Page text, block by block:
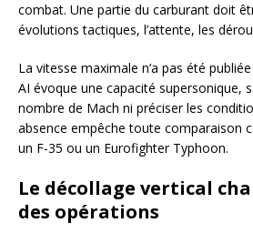
combat. Une partie du carburant doit
évolutions tactiques, l’attente, les
La vitesse maximale n’a pas été
AI évoque une capacité supersonique,
nombre de Mach ni préciser les
absence empêche toute comparaison
un F-35 ou un Eurofighter Typhoon.
Le décollage vertical
des opérations